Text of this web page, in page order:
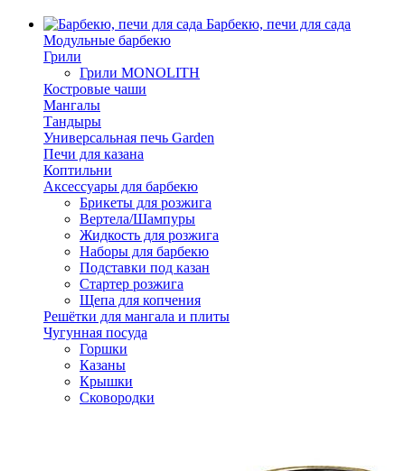
Барбекю, печи для сада
Модульные барбекю
Грили
Грили MONOLITH
Костровые чаши
Мангалы
Тандыры
Универсальная печь Garden
Печи для казана
Коптильни
Аксессуары для барбекю
Брикеты для розжига
Вертела/Шампуры
Жидкость для розжига
Наборы для барбекю
Подставки под казан
Стартер розжига
Щепа для копчения
Решётки для мангала и плиты
Чугунная посуда
Горшки
Казаны
Крышки
Сковородки